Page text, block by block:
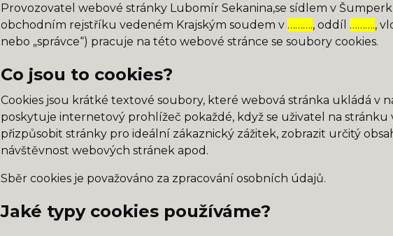
Provozovatel webové stránky Lubomír Sekanina,se sídlem v Šumperku
obchodním rejstříku vedeném Krajským soudem v ………., oddíl ……….,
nebo „správce“) pracuje na této webové stránce se soubory cookies.
Co jsou to cookies?
Cookies jsou krátké textové soubory, které webová stránka ukládá v
poskytuje internetový prohlížeč pokaždé, když se uživatel na
přizpůsobit stránky pro ideální zákaznický zážitek, zobrazit určitý
návštěvnost webových stránek apod.
Sběr cookies je považováno za zpracování osobních údajů.
Jaké typy cookies používáme?